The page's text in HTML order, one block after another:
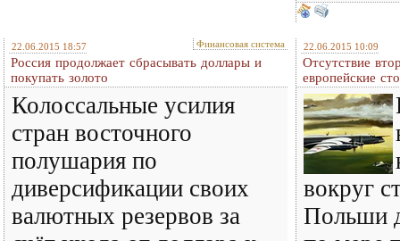
22.06.2015 18:57 Финансовая система
Россия продолжает сбрасывать доллары и
покупать золото
Колоссальные усилия
стран восточного
полушария по
диверсификации своих
валютных резервов за
22.06.2015 10:09
Отсутствие
европейские
вокруг
Польши